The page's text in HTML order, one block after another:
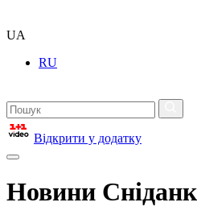
UA
RU
Відкрити у додатку
Новини